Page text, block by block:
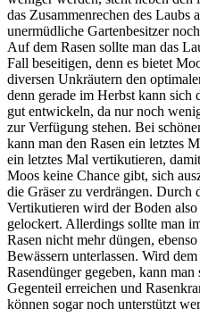
das Zusammenrechen des Laubs
unermüdliche Gartenbesitzer
Auf dem Rasen sollte man das
Fall beseitigen, denn es bietet
diversen Unkräutern den
denn gerade im Herbst kann sich
gut entwickeln, da nur noch
zur Verfügung stehen. Bei
kann man den Rasen ein letztes
ein letztes Mal vertikutieren,
Moos keine Chance gibt, sich
die Gräser zu verdrängen. Durch
Vertikutieren wird der Boden also
gelockert. Allerdings sollte man
Rasen nicht mehr düngen,
Bewässern unterlassen. Wird
Rasendünger gegeben, kann man
Gegenteil erreichen und
können sogar noch unterstützt